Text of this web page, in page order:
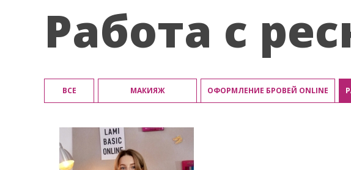
Работа с
ВСЕ МАКИЯЖ ОФОРМЛЕНИЕ БРОВЕЙ ONLINE